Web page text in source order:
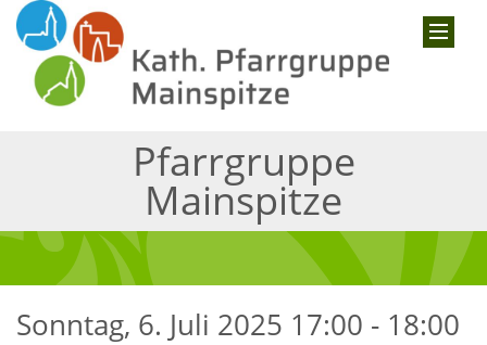
Pfarrgruppe
Mainspitze
Sonntag, 6. Juli 2025 17:00 - 18:00